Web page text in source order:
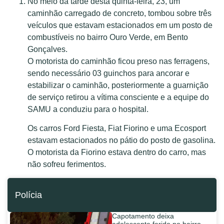
caminhão carregado de concreto, tombou sobre três
veículos que estavam estacionados em um posto de
combustíveis no bairro Ouro Verde, em Bento
Gonçalves.
O motorista do caminhão ficou preso nas ferragens,
sendo necessário 03 guinchos para ancorar e
estabilizar o caminhão, posteriormente a guarnição
de serviço retirou a vítima consciente e a equipe do
SAMU a conduziu para o hospital.
Os carros Ford Fiesta, Fiat Fiorino e uma Ecosport
estavam estacionados no pátio do posto de gasolina.
O motorista da Fiorino estava dentro do carro, mas
não sofreu ferimentos.
Polícia
Capotamento deixa